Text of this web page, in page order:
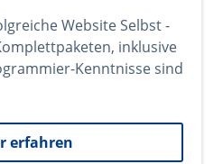
Website Selbst -
inklusive
Kenntnisse sind
erfahren